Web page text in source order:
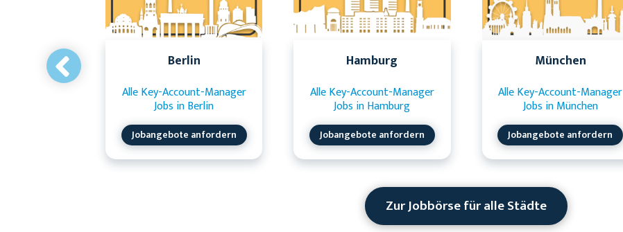
Berlin
Alle Key-Account-Manager
Jobs in Berlin
Jobangebote anfordern
Hamburg
Alle Key-Account-Manager
Jobs in Hamburg
Jobangebote anfordern
München
Alle Key-Account-Manager
Jobs in München
Jobangebote anfordern
Zur Jobbörse für alle Städte